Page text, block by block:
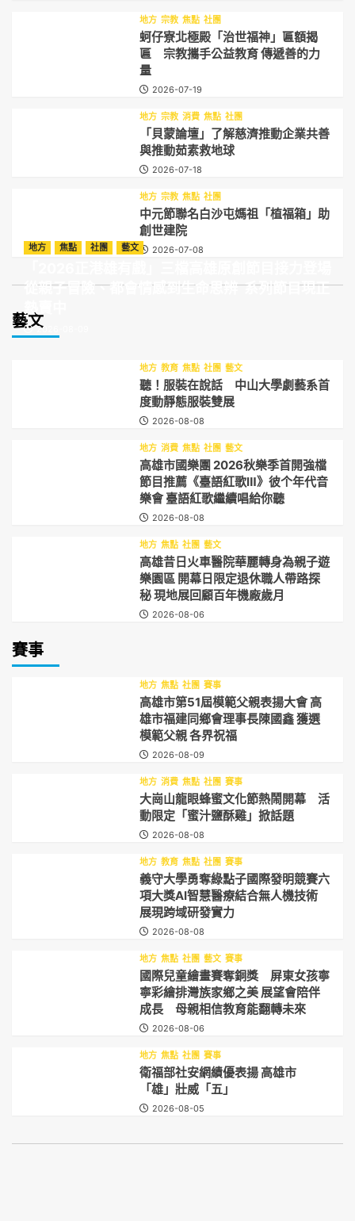
地方 宗教 焦點 社團
蚵仔寮北極殿「治世福神」匾額揭
匾 宗教攜手公益教育 傳遞善的力
量
2026-07-19
地方 宗教 消費 焦點 社團
「貝蒙論壇」了解慈濟推動企業共善
與推動茹素救地球
2026-07-18
地方 宗教 焦點 社團
中元節聯名白沙屯媽祖「植福箱」助
創世建院
2026-07-08
藝文
地方 焦點 社團 藝文
從親子冒險、都會情感到生命思辨 系列節目現正
熱賣中
2026-08-09
地方 教育 焦點 社團 藝文
聽！服裝在說話 中山大學劇藝系首
度動靜態服裝雙展
2026-08-08
地方 消費 焦點 社團 藝文
高雄市國樂團 2026秋樂季首開強檔
節目推薦《臺語紅歌Ⅲ》彼个年代音
樂會 臺語紅歌繼續唱給你聽
2026-08-08
地方 焦點 社團 藝文
高雄昔日火車醫院華麗轉身為親子遊
樂園區 開幕日限定退休職人帶路探
秘 現地展回顧百年機廠歲月
2026-08-06
賽事
地方 焦點 社團 賽事
高雄市第51屆模範父親表揚大會 高
雄市福建同鄉會理事長陳國鑫 獲選
模範父親 各界祝福
2026-08-09
地方 消費 焦點 社團 賽事
大崗山龍眼蜂蜜文化節熱鬧開幕 活
動限定「蜜汁鹽酥雞」掀話題
2026-08-08
地方 教育 焦點 社團 賽事
義守大學勇奪綠點子國際發明競賽六
項大獎AI智慧醫療結合無人機技術
展現跨域研發實力
2026-08-08
地方 焦點 社團 藝文 賽事
國際兒童繪畫賽奪銅獎 屏東女孩寧
寧彩繪排灣族家鄉之美 展望會陪伴
成長 母親相信教育能翻轉未來
2026-08-06
地方 焦點 社團 賽事
衛福部社安網績優表揚 高雄市
「雄」壯威「五」
2026-08-05